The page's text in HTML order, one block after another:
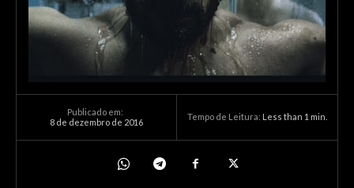
Publicado em:
8 de dezembro de 2016
Tempo de Leitura: Less than 1 min.